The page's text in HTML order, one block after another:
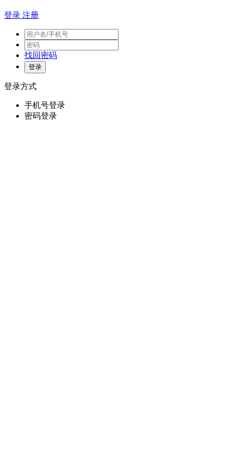
登录 注册
找回密码
登录方式
手机号登录
密码登录